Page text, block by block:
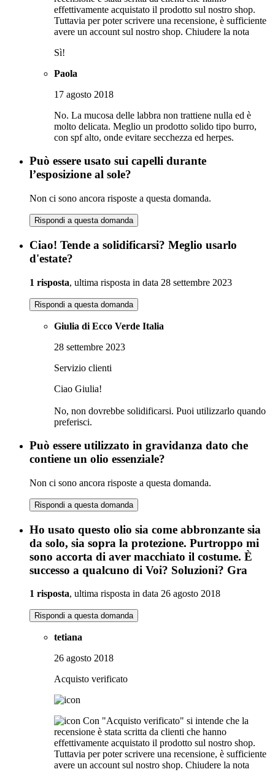
effettivamente acquistato il prodotto sul nostro shop.
Tuttavia per poter scrivere una recensione, è sufficiente
avere un account sul nostro shop. Chiudere la nota
Sì!
Paola
17 agosto 2018
No. La mucosa delle labbra non trattiene nulla ed è
molto delicata. Meglio un prodotto solido tipo burro,
con spf alto, onde evitare secchezza ed herpes.
Può essere usato sui capelli durante
l’esposizione al sole?
Non ci sono ancora risposte a questa domanda.
Rispondi a questa domanda
Ciao! Tende a solidificarsi? Meglio usarlo
d'estate?
1 risposta, ultima risposta in data 28 settembre 2023
Rispondi a questa domanda
Giulia di Ecco Verde Italia
28 settembre 2023
Servizio clienti
Ciao Giulia!
No, non dovrebbe solidificarsi. Puoi utilizzarlo quando
preferisci.
Può essere utilizzato in gravidanza dato che
contiene un olio essenziale?
Non ci sono ancora risposte a questa domanda.
Rispondi a questa domanda
Ho usato questo olio sia come abbronzante sia
da solo, sia sopra la protezione. Purtroppo mi
sono accorta di aver macchiato il costume. È
successo a qualcuno di Voi? Soluzioni? Gra
1 risposta, ultima risposta in data 26 agosto 2018
Rispondi a questa domanda
tetiana
26 agosto 2018
Acquisto verificato
Con "Acquisto verificato" si intende che la
recensione è stata scritta da clienti che hanno
effettivamente acquistato il prodotto sul nostro shop.
Tuttavia per poter scrivere una recensione, è sufficiente
avere un account sul nostro shop. Chiudere la nota